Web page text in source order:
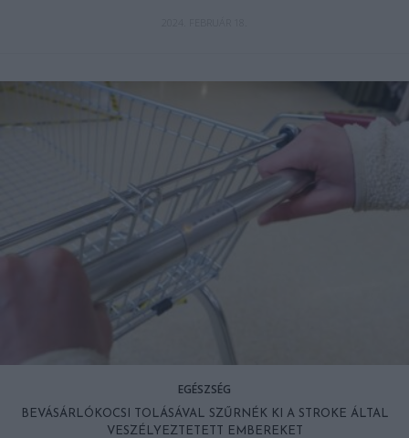
EGÉSZSÉG
BEVÁSÁRLÓKOCSI TOLÁSÁVAL SZŰRNÉK KI A STROKE ÁLTAL
VESZÉLYEZTETETT EMBEREKET